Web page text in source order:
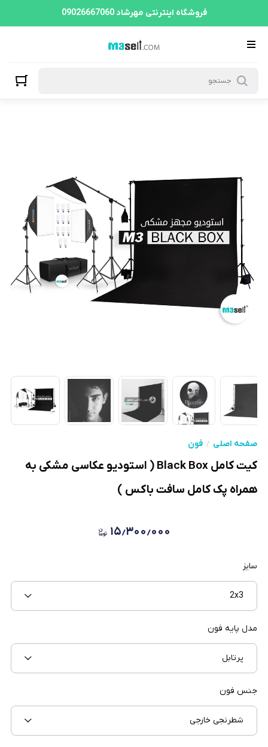
فروشگاه اینترنتی مهرشاد 09026667060
صفحه اصلی فون
کیت کامل Black Box ( استودیو عکاسی مشکی به
همراه پک کامل سافت باکس )
۱۵٫۳۰۰٫۰۰۰
سایز
2x3
مدل پایه فون
پرتابل
جنس فون
شطرنجی خارجی